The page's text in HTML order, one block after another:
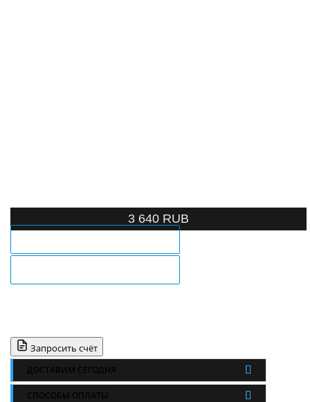
3 640 RUB
Запросить счёт
ДОСТАВИМ СЕГОДНЯ
СПОСОБЫ ОПЛАТЫ